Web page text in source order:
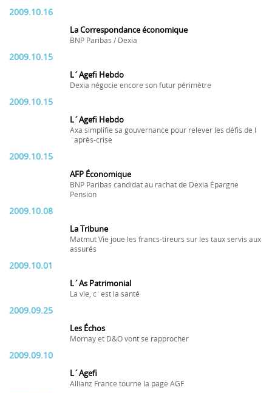
2009.10.16
La Correspondance économique
BNP Paribas / Dexia
2009.10.15
L´Agefi Hebdo
Dexia négocie encore son futur périmètre
2009.10.15
L´Agefi Hebdo
Axa simplifie sa gouvernance pour relever les défis de l
´après-crise
2009.10.15
AFP Économique
BNP Paribas candidat au rachat de Dexia Épargne
Pension
2009.10.08
La Tribune
Matmut Vie joue les francs-tireurs sur les taux servis aux
assurés
2009.10.01
L´As Patrimonial
La vie, c´est la santé
2009.09.25
Les Échos
Mornay et D&O vont se rapprocher
2009.09.10
L´Agefi
Allianz France tourne la page AGF